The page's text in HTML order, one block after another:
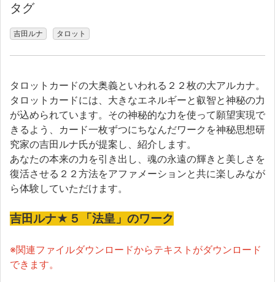
タグ
吉田ルナ タロット
タロットカードの大奥義といわれる２２枚の大アルカナ。
タロットカードには、大きなエネルギーと叡智と神秘の力
が込められています。その神秘的な力を使って願望実現で
きるよう、カード一枚ずつにちなんだワークを神秘思想研
究家の吉田ルナ氏が提案し、紹介します。
あなたの本来の力を引き出し、魂の永遠の輝きと美しさを
復活させる２２方法をアファメーションと共に楽しみなが
ら体験していただけます。
吉田ルナ★５「法皇」のワーク
※関連ファイルダウンロードからテキストがダウンロード
できます。